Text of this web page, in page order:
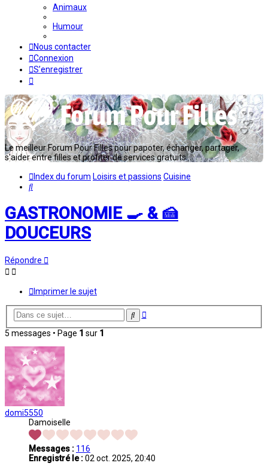
Animaux
Humour
Nous contacter
Connexion
S’enregistrer
Le meilleur Forum Pour Filles pour papoter, échanger, partager,
s'aider entre filles et profiter de services gratuits...
Index du forum Loisirs et passions Cuisine
Rechercher
GASTRONOMIE 🍳 & 🍰
DOUCEURS
Répondre
Imprimer le sujet
Rechercher
Recherche
5 messages • Page 1 sur 1
domi5550
Damoiselle
Messages : 116
Enregistré le :02 oct. 2025, 20:40